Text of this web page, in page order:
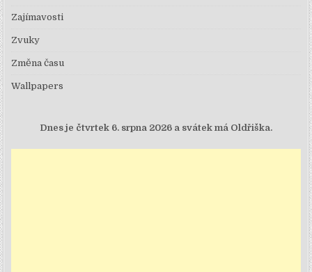
Zajímavosti
Zvuky
Změna času
Wallpapers
Dnes je čtvrtek 6. srpna 2026 a svátek má Oldřiška.